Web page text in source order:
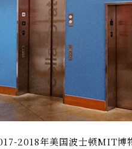
2018年美国波士顿MIT博